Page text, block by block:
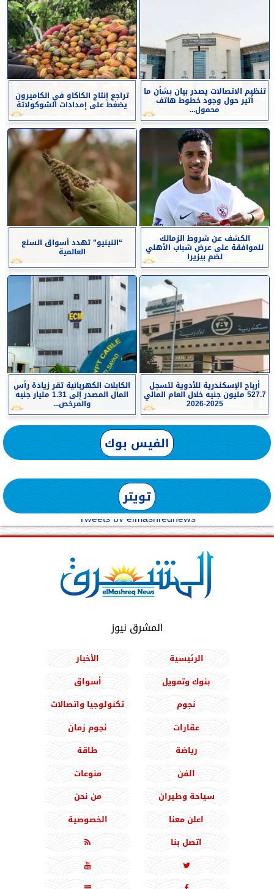
تنظيم الاتصالات يصدر بيان بشأن ما
أثير حول وجود خطوط هاتف
محمول...
تراجع إنتاج الكاكاو في الكاميرون
يضغط على إمدادات الشوكولاتة
الكشف عن شروط الزمالك
للموافقة على عرض شباب الأهلي
لضم بيزيرا
“النينيو” تهدد أسواق السلع
العالمية
أرباح الإسكندرية للأدوية لتسجل
527.7 مليون جنيه خلال العام المالي
2025-2026
الكابلات الكهربائية تقر زيادة رأس
المال المصدر إلى 1.31 مليار جنيه
والمرخص...
الفيس بوك
تويتر
Tweets by elmashreqnews
المشرق نيوز
الرئيسية
الأخبار
بنوك وتمويل
أسواق
نجوم
تكنولوجيا واتصالات
عقارات
نجوم زمان
رياضة
طاقة
الفن
منوعات
سياحة وطيران
من نحن
اعلن معنا
الخصوصية
اتصل بنا


